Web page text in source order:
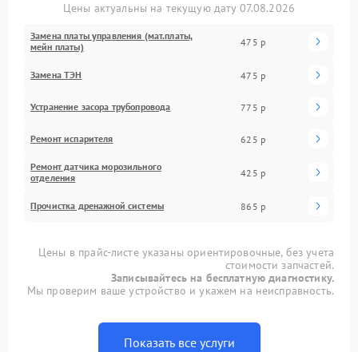
Цены актуальны на текущую дату 07.08.2026
Замена платы управления (мат.платы,
мейн платы)
475 р
Замена ТЭН 475 р
Устранение засора трубопровода 775 р
Ремонт испарителя 625 р
Ремонт датчика морозильного
отделения
425 р
Прочистка дренажной системы 865 р
Цены в прайс-листе указаны ориентировочные, без учета
стоимости запчастей.
Записывайтесь на бесплатную диагностику.
Мы проверим ваше устройство и укажем на неисправность.
Показать все услуги